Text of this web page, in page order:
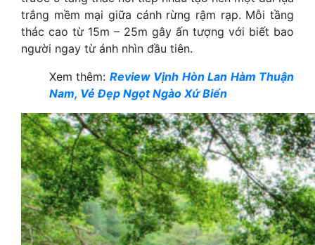
trắng mềm mại giữa cánh rừng rậm rạp. Mỗi tầng
thác cao từ 15m – 25m gây ấn tượng với biết bao
người ngay từ ánh nhìn đầu tiên.
Xem thêm: Review Vịnh Hòn Lan Hàm Thuận
Nam, Vẻ Đẹp Ngọt Ngào Xứ Biển